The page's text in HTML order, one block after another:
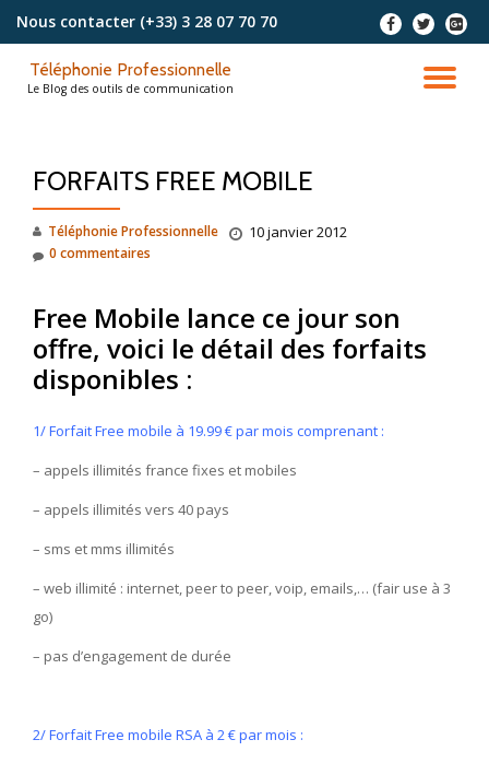
contenu
Nous contacter (+33) 3 28 07 70 70 - - -
Téléphonie Professionnelle
Le Blog des outils de communication
FORFAITS FREE MOBILE
Téléphonie Professionnelle 10 janvier 2012
0 commentaires
Free Mobile lance ce jour son
offre, voici le détail des forfaits
disponibles :
1/ Forfait Free mobile à 19.99 € par mois comprenant :
– appels illimités france fixes et mobiles
– appels illimités vers 40 pays
– sms et mms illimités
– web illimité : internet, peer to peer, voip, emails,… (fair use à 3
go)
– pas d’engagement de durée
2/ Forfait Free mobile RSA à 2 € par mois :